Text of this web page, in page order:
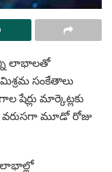
లాభాలతో
సంకేతాలు
షేర్లు మార్కెట్లకు
మూడో రోజు
లాభాల్లో